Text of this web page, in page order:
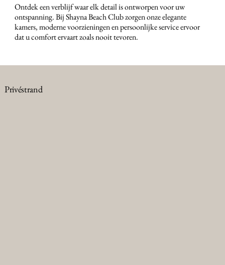
Ontdek een verblijf waar elk detail is ontworpen voor uw
ontspanning. Bij Shayna Beach Club zorgen onze elegante
kamers, moderne voorzieningen en persoonlijke service ervoor
dat u comfort ervaart zoals nooit tevoren.
Privéstrand